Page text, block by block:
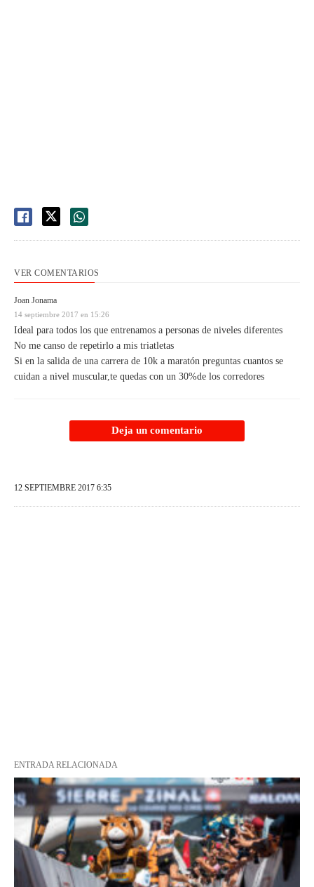
VER COMENTARIOS
Joan Jonama
14 septiembre 2017 en 15:26
Ideal para todos los que entrenamos a personas de niveles diferentes
No me canso de repetirlo a mis triatletas
Si en la salida de una carrera de 10k a maratón preguntas cuantos se
cuidan a nivel muscular,te quedas con un 30%de los corredores
Deja un comentario
12 SEPTIEMBRE 2017 6:35
ENTRADA RELACIONADA